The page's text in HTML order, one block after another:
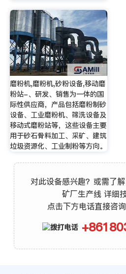
磨粉机,磨粉机,砂粉设备,移动磨
粉站-、研发、销售为一体的国
际性供应商，产品包括磨粉制砂
设备、工业磨粉机、筛洗设备及
移动式磨粉站等，这些设备主要
用于砂石骨料加工、采矿、建筑
垃圾资源化、工业制粉等方向。
对此设备感兴趣？或需了
矿厂生产线 详细
点击下方电话直接咨询